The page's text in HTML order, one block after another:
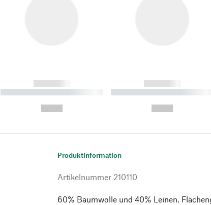
------------
----------- ----------- ----------
------------
----------- ----------- ----------
Produktinformation
Artikelnummer 210110
60% Baumwolle und 40% Leinen.